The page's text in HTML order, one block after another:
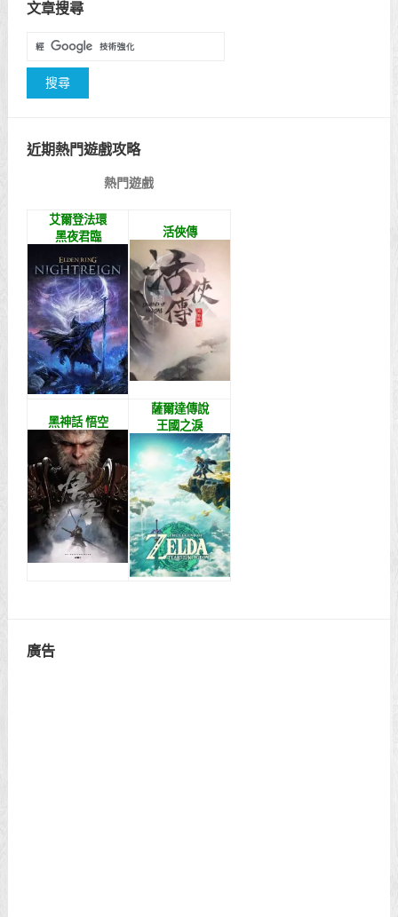
文章搜尋
近期熱門遊戲攻略
熱門遊戲
艾爾登法環
黑夜君臨
活俠傳
黑神話 悟空
薩爾達傳說
王國之淚
廣告